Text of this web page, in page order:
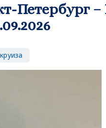
Петербург